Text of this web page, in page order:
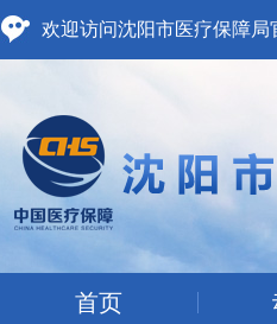
欢迎访问沈阳市医疗保障局
首页